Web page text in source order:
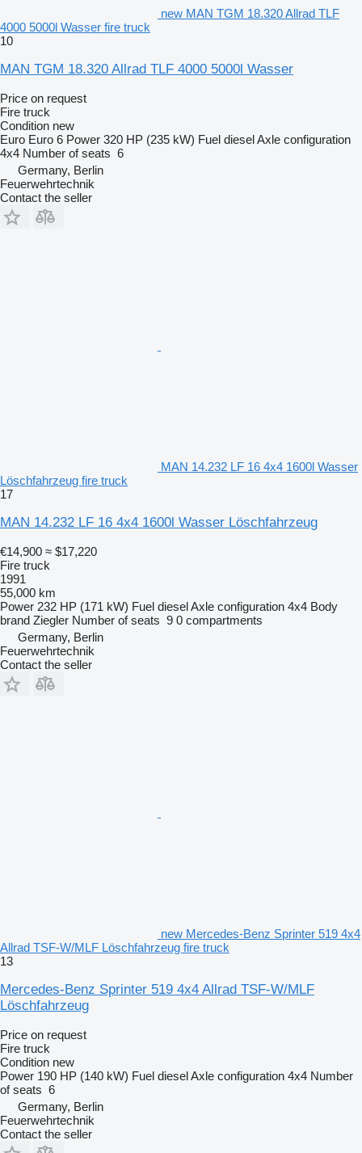
new MAN TGM 18.320 Allrad TLF
4000 5000l Wasser fire truck
10
MAN TGM 18.320 Allrad TLF 4000 5000l Wasser
Price on request
Fire truck
Condition new
Euro Euro 6 Power 320 HP (235 kW) Fuel dieselAxle configuration
4x4 Number of seats 6
Germany, Berlin
Feuerwehrtechnik
Contact the seller
MAN 14.232 LF 16 4x4 1600l Wasser
Löschfahrzeug fire truck
17
MAN 14.232 LF 16 4x4 1600l Wasser Löschfahrzeug
€14,900 ≈ $17,220
Fire truck
1991
55,000 km
Power 232 HP (171 kW) Fuel dieselAxle configuration 4x4 Body
brand Ziegler Number of seats 9 0 compartments
Germany, Berlin
Feuerwehrtechnik
Contact the seller
new Mercedes-Benz Sprinter 519 4x4
Allrad TSF-W/MLF Löschfahrzeug fire truck
13
Mercedes-Benz Sprinter 519 4x4 Allrad TSF-W/MLF
Löschfahrzeug
Price on request
Fire truck
Condition new
Power 190 HP (140 kW) Fuel dieselAxle configuration 4x4 Number
of seats 6
Germany, Berlin
Feuerwehrtechnik
Contact the seller